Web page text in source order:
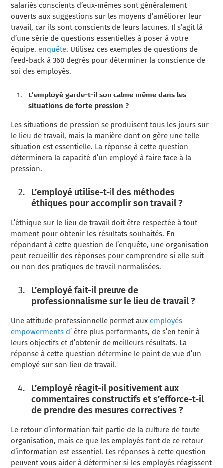
salariés conscients d’eux-mêmes sont généralement
ouverts aux suggestions sur les moyens d’améliorer leur
travail, car ils sont conscients de leurs lacunes. Il s’agit là
d’une série de questions essentielles à poser à votre
équipe. enquête. Utilisez ces exemples de questions de
feed-back à 360 degrés pour déterminer la conscience de
soi des employés.
L’employé garde-t-il son calme même dans les
situations de forte pression ?
Les situations de pression se produisent tous les jours sur
le lieu de travail, mais la manière dont on gère une telle
situation est essentielle. La réponse à cette question
déterminera la capacité d’un employé à faire face à la
pression.
L’employé utilise-t-il des méthodes
éthiques pour accomplir son travail ?
L’éthique sur le lieu de travail doit être respectée à tout
moment pour obtenir les résultats souhaités. En
répondant à cette question de l’enquête, une organisation
peut recueillir des réponses pour comprendre si elle suit
ou non des pratiques de travail normalisées.
L’employé fait-il preuve de
professionnalisme sur le lieu de travail ?
Une attitude professionnelle permet aux employés
empowerments d’ être plus performants, de s’en tenir à
leurs objectifs et d’obtenir de meilleurs résultats. La
réponse à cette question détermine le point de vue d’un
employé sur son lieu de travail.
L’employé réagit-il positivement aux
commentaires constructifs et s’efforce-t-il
de prendre des mesures correctives ?
Le retour d’information fait partie de la culture de toute
organisation, mais ce que les employés font de ce retour
d’information est essentiel. Les réponses à cette question
peuvent vous aider à déterminer si les employés réagissent